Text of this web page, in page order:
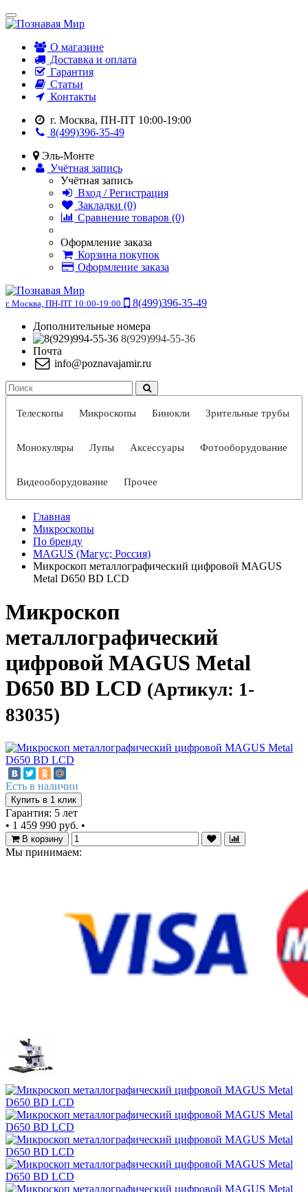
О магазине
Доставка и оплата
Гарантия
Статьи
Контакты
г. Москва, ПН-ПТ 10:00-19:00
8(499)396-35-49
Эль-Монте
Учётная запись
Учётная запись
Вход / Регистрация
Закладки (0)
Сравнение товаров (0)
Оформление заказа
Корзина покупок
Оформление заказа
г. Москва, ПН-ПТ 10:00-19:00
8(499)396-35-49
Дополнительные номера
8(929)994-55-36
Почта
info@poznavajamir.ru
Телескопы Микроскопы Бинокли Зрительные трубы
Монокуляры Лупы Аксессуары Фотооборудование
Видеооборудование Прочее
Главная
Микроскопы
По бренду
MAGUS (Магус; Россия)
Микроскоп металлографический цифровой MAGUS
Metal D650 BD LCD
Микроскоп
металлографический
цифровой MAGUS Metal
D650 BD LCD (Артикул: 1-
83035)
Есть в наличии
Купить в 1 клик
Гарантия: 5 лет
• 1 459 990 руб. •
В корзину
Мы принимаем: